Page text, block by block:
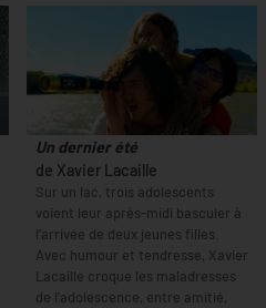
Un dernier été
de Xavier Lacaille
Sur un lac, trois adolescents
voient leur après-midi basculer à
l’arrivée de deux jeunes filles.
Avec humour et tendresse, Xavier
Lacaille croque les maladresses
de l’adolescence, entre amitié,